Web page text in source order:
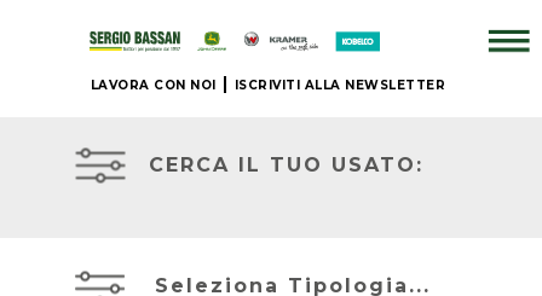
LAVORA CON NOI ISCRIVITI ALLA NEWSLETTER
CERCA IL TUO USATO:
Seleziona Tipologia...